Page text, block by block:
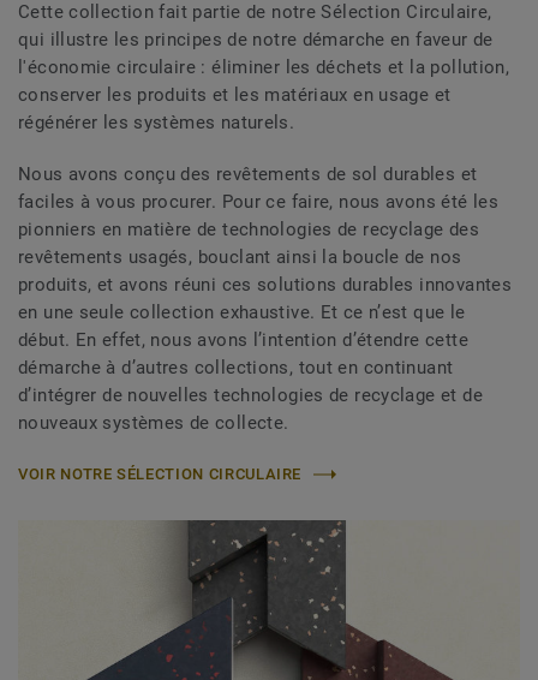
Cette collection fait partie de notre Sélection Circulaire,
qui illustre les principes de notre démarche en faveur de
l'économie circulaire : éliminer les déchets et la pollution,
conserver les produits et les matériaux en usage et
régénérer les systèmes naturels.
Nous avons conçu des revêtements de sol durables et
faciles à vous procurer. Pour ce faire, nous avons été les
pionniers en matière de technologies de recyclage des
revêtements usagés, bouclant ainsi la boucle de nos
produits, et avons réuni ces solutions durables innovantes
en une seule collection exhaustive. Et ce n’est que le
début. En effet, nous avons l’intention d’étendre cette
démarche à d’autres collections, tout en continuant
d’intégrer de nouvelles technologies de recyclage et de
nouveaux systèmes de collecte.
VOIR NOTRE SÉLECTION CIRCULAIRE